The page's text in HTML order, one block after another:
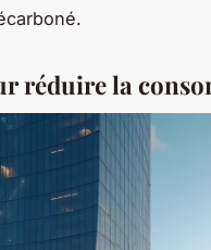
réduire la